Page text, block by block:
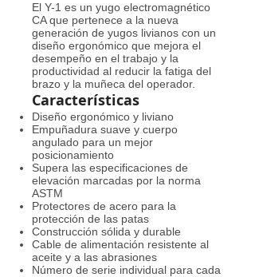
El Y-1 es un yugo electromagnético
CA que pertenece a la nueva
generación de yugos livianos con un
diseño ergonómico que mejora el
desempeño en el trabajo y la
productividad al reducir la fatiga del
brazo y la muñeca del operador.
Características
Diseño ergonómico y liviano
Empuñadura suave y cuerpo
angulado para un mejor
posicionamiento
Supera las especificaciones de
elevación marcadas por la norma
ASTM
Protectores de acero para la
protección de las patas
Construcción sólida y durable
Cable de alimentación resistente al
aceite y a las abrasiones
Número de serie individual para cada